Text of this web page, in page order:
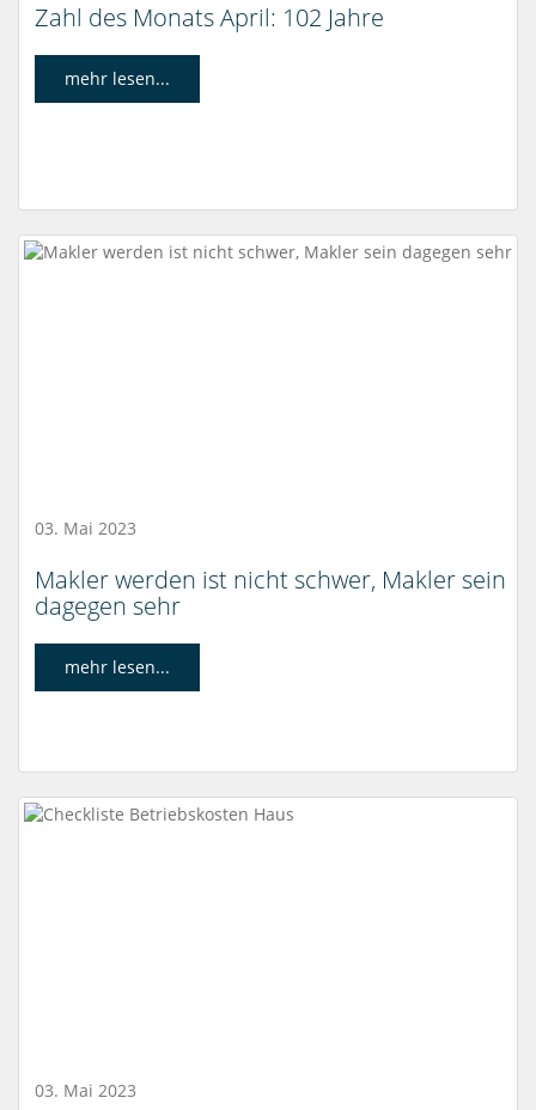
Zahl des Monats April: 102 Jahre
mehr lesen...
03. Mai 2023
Makler werden ist nicht schwer, Makler sein
dagegen sehr
mehr lesen...
03. Mai 2023